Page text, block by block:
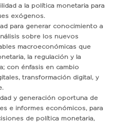
a la política monetaria para
exógenos.
para generar conocimiento a
sobre los nuevos
macroeconómicas que
la regulación y la
con énfasis en cambio
transformación digital, y
y generación oportuna de
e informes económicos, para
de política monetaria,